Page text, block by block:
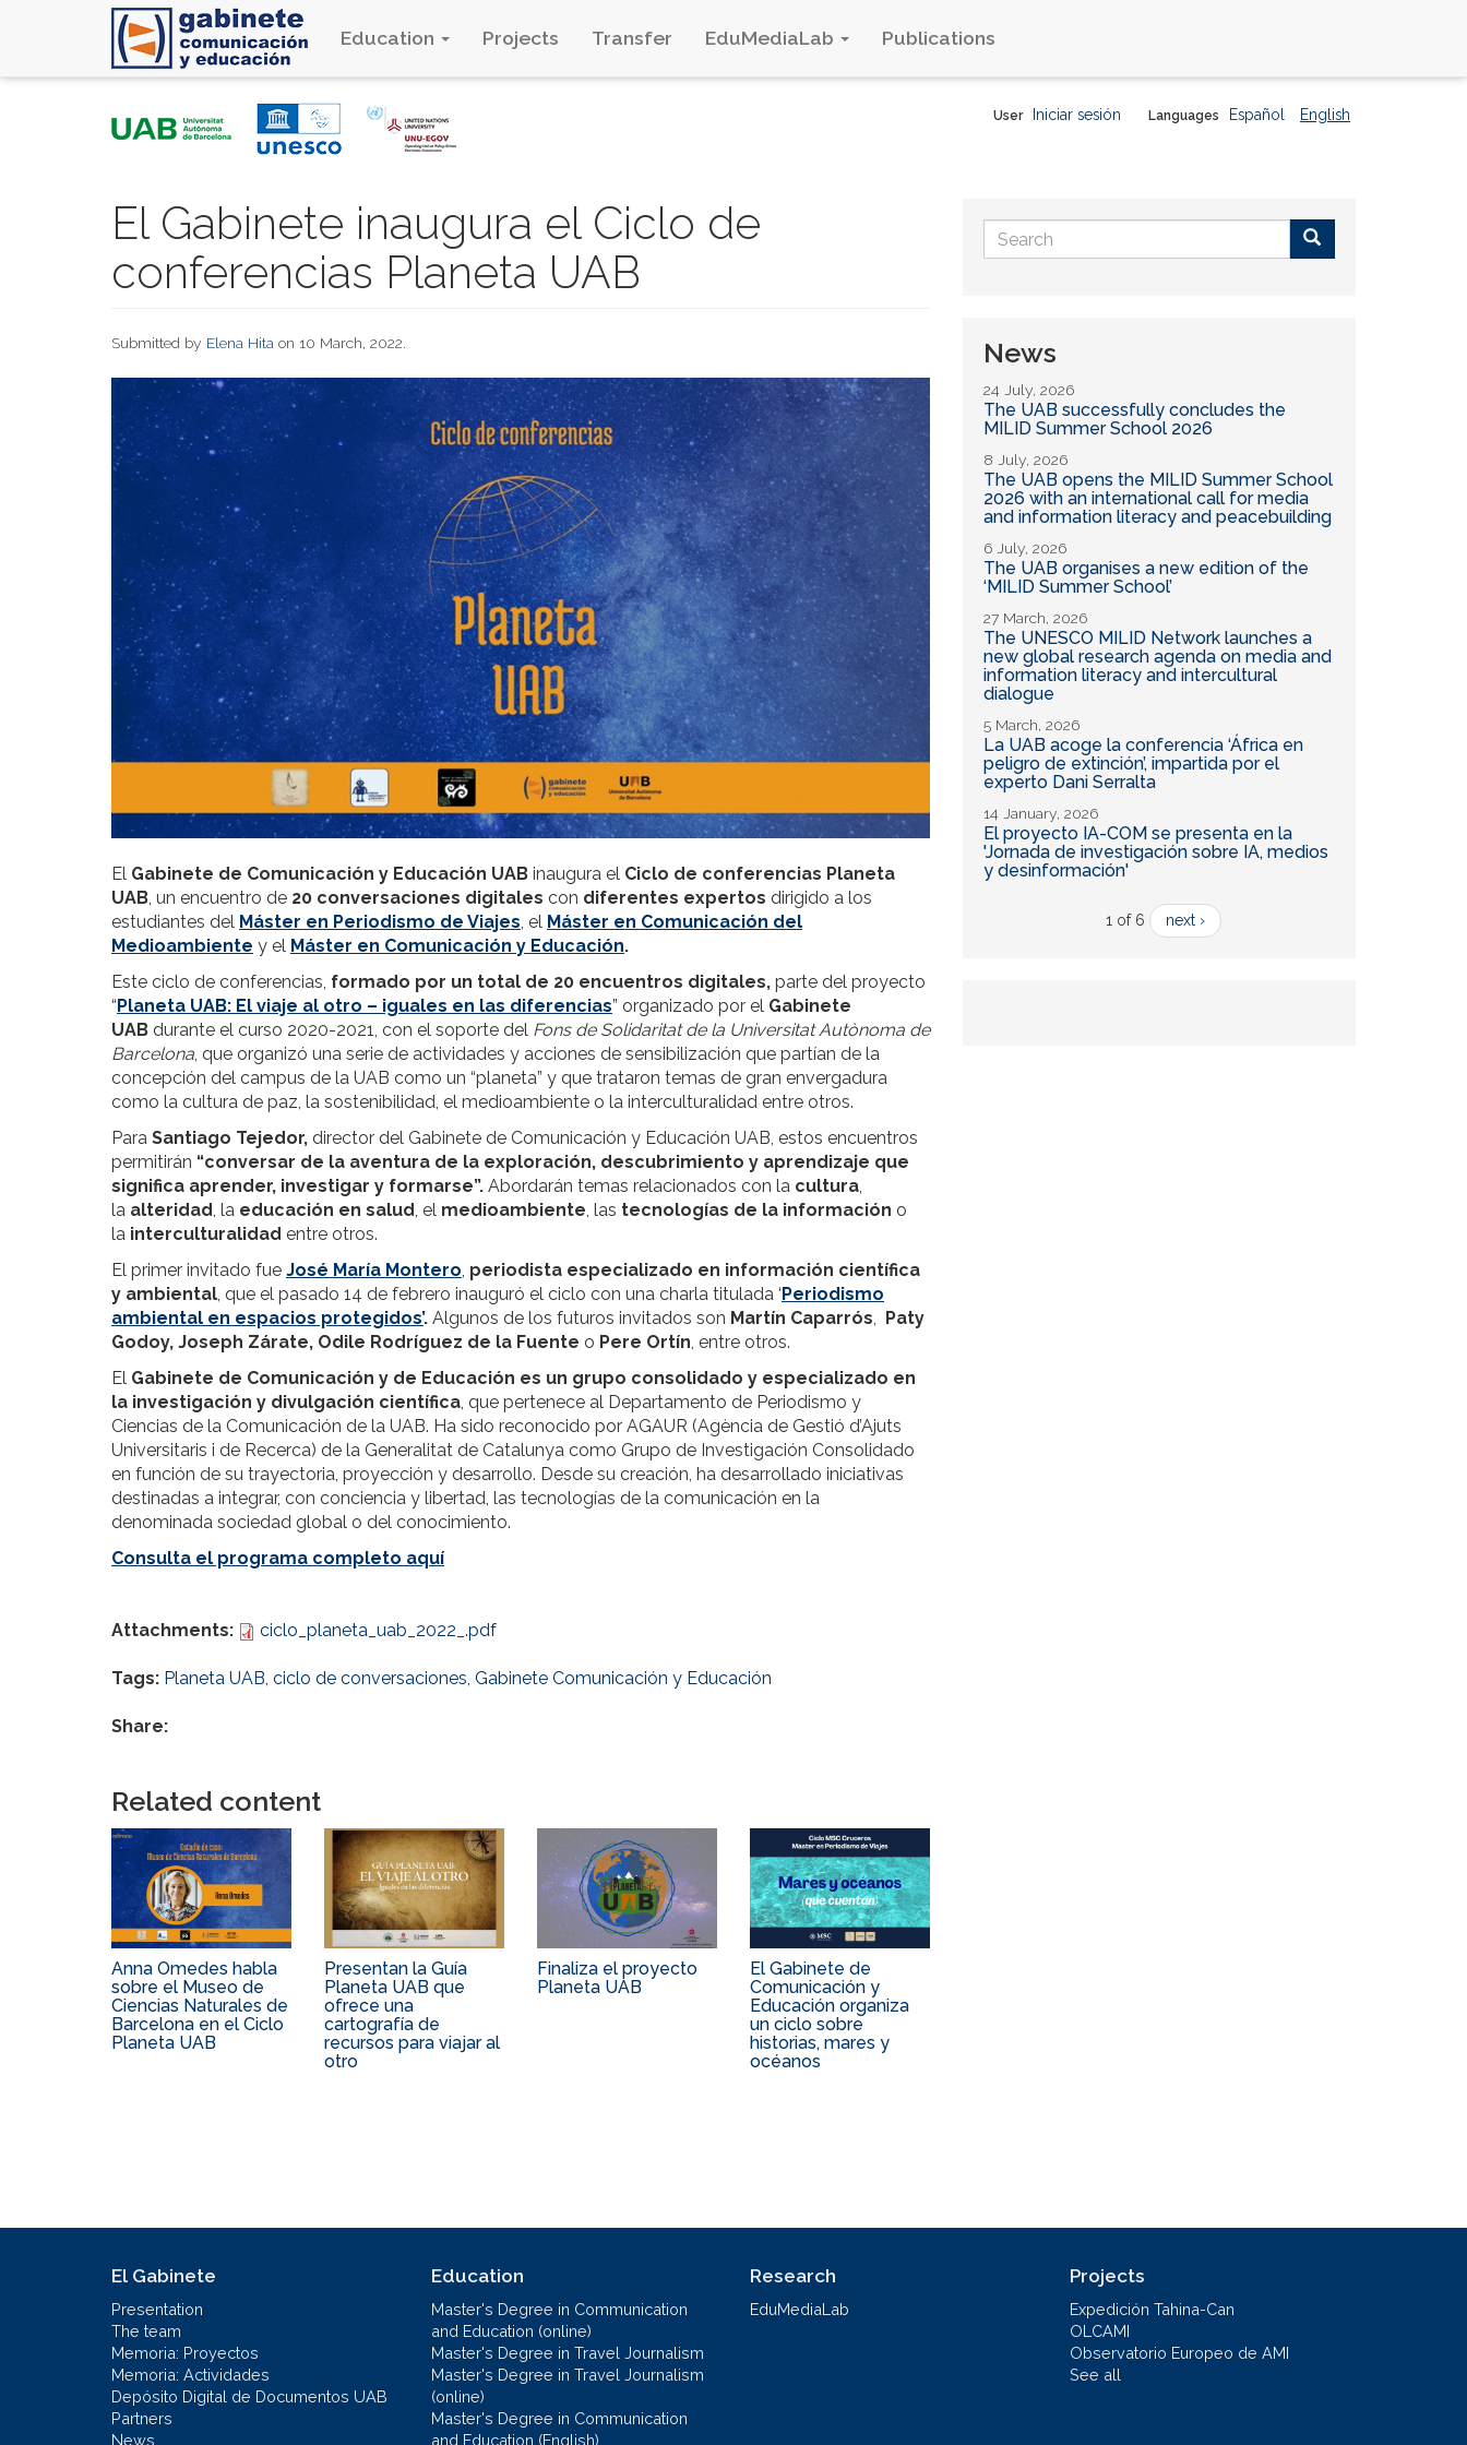
Education Projects Transfer EduMediaLab Publications
Languages Español English
User Iniciar sesión
El Gabinete inaugura el Ciclo de
conferencias Planeta UAB
Submitted by Elena Hita on 10 March, 2022.
El Gabinete de Comunicación y Educación UAB inaugura el Ciclo de conferencias Planeta
UAB, un encuentro de 20 conversaciones digitales con diferentes expertos dirigido a los
estudiantes del Máster en Periodismo de Viajes, el Máster en Comunicación del
Medioambiente y el Máster en Comunicación y Educación.
Este ciclo de conferencias, formado por un total de 20 encuentros digitales, parte del proyecto
“Planeta UAB: El viaje al otro – iguales en las diferencias” organizado por el Gabinete
UAB durante el curso 2020-2021, con el soporte del Fons de Solidaritat de la Universitat Autònoma de
Barcelona, que organizó una serie de actividades y acciones de sensibilización que partían de la
concepción del campus de la UAB como un “planeta” y que trataron temas de gran envergadura
como la cultura de paz, la sostenibilidad, el medioambiente o la interculturalidad entre otros.
Para Santiago Tejedor, director del Gabinete de Comunicación y Educación UAB, estos encuentros
permitirán “conversar de la aventura de la exploración, descubrimiento y aprendizaje que
significa aprender, investigar y formarse”. Abordarán temas relacionados con la cultura,
la alteridad, la educación en salud, el medioambiente, las tecnologías de la información o
la interculturalidad entre otros.
El primer invitado fue José María Montero, periodista especializado en información científica
y ambiental, que el pasado 14 de febrero inauguró el ciclo con una charla titulada ‘Periodismo
ambiental en espacios protegidos’. Algunos de los futuros invitados son Martín Caparrós, Paty
Godoy, Joseph Zárate, Odile Rodríguez de la Fuente o Pere Ortín, entre otros.
El Gabinete de Comunicación y de Educación es un grupo consolidado y especializado en
la investigación y divulgación científica, que pertenece al Departamento de Periodismo y
Ciencias de la Comunicación de la UAB. Ha sido reconocido por AGAUR (Agència de Gestió d’Ajuts
Universitaris i de Recerca) de la Generalitat de Catalunya como Grupo de Investigación Consolidado
en función de su trayectoria, proyección y desarrollo. Desde su creación, ha desarrollado iniciativas
destinadas a integrar, con conciencia y libertad, las tecnologías de la comunicación en la
denominada sociedad global o del conocimiento.
Consulta el programa completo aquí
Attachments: ciclo_planeta_uab_2022_.pdf
Tags: Planeta UAB, ciclo de conversaciones, Gabinete Comunicación y Educación
Share:
Related content
Anna Omedes habla
sobre el Museo de
Ciencias Naturales de
Barcelona en el Ciclo
Planeta UAB
Presentan la Guía
Planeta UAB que
ofrece una
cartografía de
recursos para viajar al
otro
Finaliza el proyecto
Planeta UAB
El Gabinete de
Comunicación y
Educación organiza
un ciclo sobre
historias, mares y
océanos
Search
form
News
24 July, 2026
The UAB successfully concludes the
MILID Summer School 2026
8 July, 2026
The UAB opens the MILID Summer School
2026 with an international call for media
and information literacy and peacebuilding
6 July, 2026
The UAB organises a new edition of the
‘MILID Summer School’
27 March, 2026
The UNESCO MILID Network launches a
new global research agenda on media and
information literacy and intercultural
dialogue
5 March, 2026
La UAB acoge la conferencia ‘África en
peligro de extinción’, impartida por el
experto Dani Serralta
14 January, 2026
El proyecto IA-COM se presenta en la
'Jornada de investigación sobre IA, medios
y desinformación'
1 of 6 next ›
El Gabinete
Presentation
The team
Memoria: Proyectos
Memoria: Actividades
Depósito Digital de Documentos UAB
Partners
News
Education
Master's Degree in Communication
and Education (online)
Master's Degree in Travel Journalism
Master's Degree in Travel Journalism
(online)
Master's Degree in Communication
and Education (English)
Research
EduMediaLab
Projects
Expedición Tahina-Can
OLCAMI
Observatorio Europeo de AMI
See all